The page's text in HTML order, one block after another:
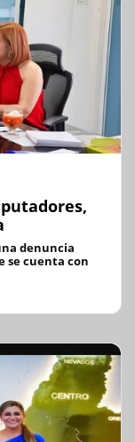
denuncia
se cuenta con